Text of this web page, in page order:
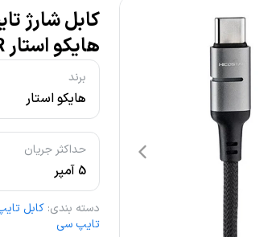
هایکو استار HS107 HICOSTAR طول 1 متر
برند
هایکو استار
حداکثر جریان
5 آمپر
دسته بندی: کابل
تایپ سی